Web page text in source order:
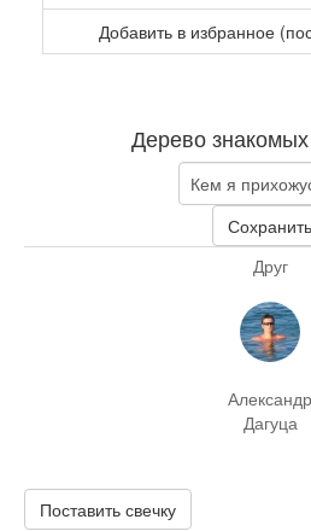
Добавить в избранное
Дерево
Сохранить
Друг
Александр
Дагуца
Поставить свечку